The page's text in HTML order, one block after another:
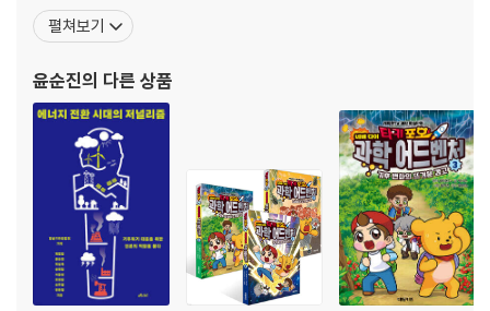
환경사회학회 회장과 한국기후변화학회 부회장, 한국공간환경학회
부회장을 역임했으며, 한국환경교육학회 부회장, 한국환경정책학회
『환경사회학연구 ECO』, 『공간과사회』, 『경제와사회』, 『환경
펼쳐보기
윤순진의 다른 상품